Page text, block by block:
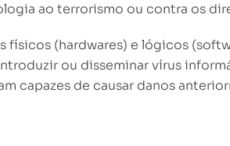
ao terrorismo ou contra os
físicos (hardwares) e lógicos
ou disseminar vírus
capazes de causar danos